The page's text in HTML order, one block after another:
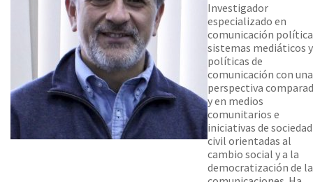
Investigador
especializado en
comunicación
sistemas mediáticos y
políticas de
comunicación con una
perspectiva
y en medios
comunitarios e
iniciativas de sociedad
civil orientadas al
cambio social y a la
democratización de